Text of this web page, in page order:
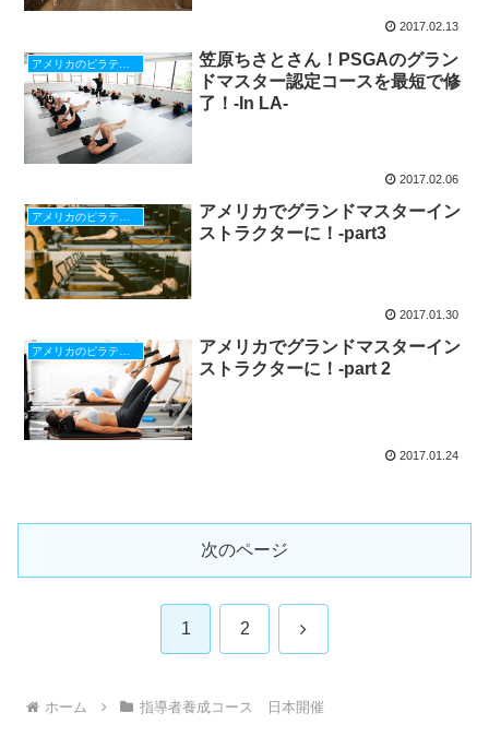
2017.02.13
笠原ちさとさん！PSGAのグラン
ドマスター認定コースを最短で修
了！-In LA-
2017.02.06
アメリカでグランドマスターイン
ストラクターに！-part3
2017.01.30
アメリカのピラティス
アメリカでグランドマスターイン
ストラクターに！-part 2
2017.01.24
次のページ
1 2 次
ホーム 指導者養成コース 日本開催